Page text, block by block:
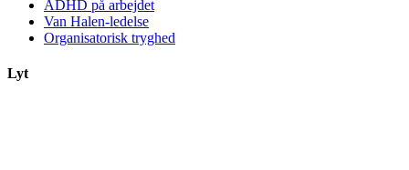
ADHD på arbejdet
Van Halen-ledelse
Organisatorisk tryghed
Lyt